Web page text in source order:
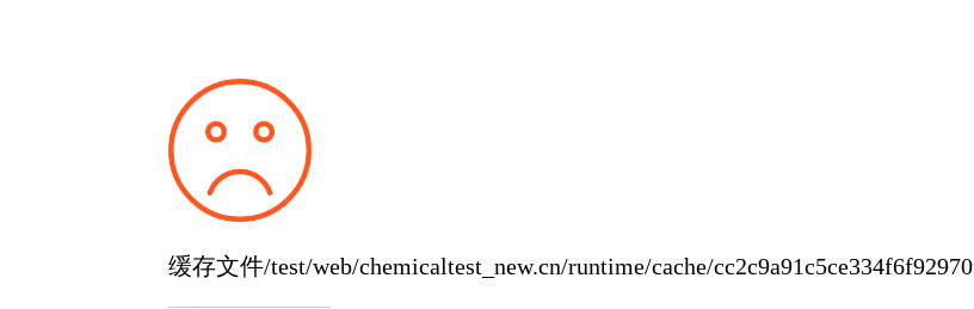
缓存文件/test/web/chemicaltest_new.cn/runtime/cache/